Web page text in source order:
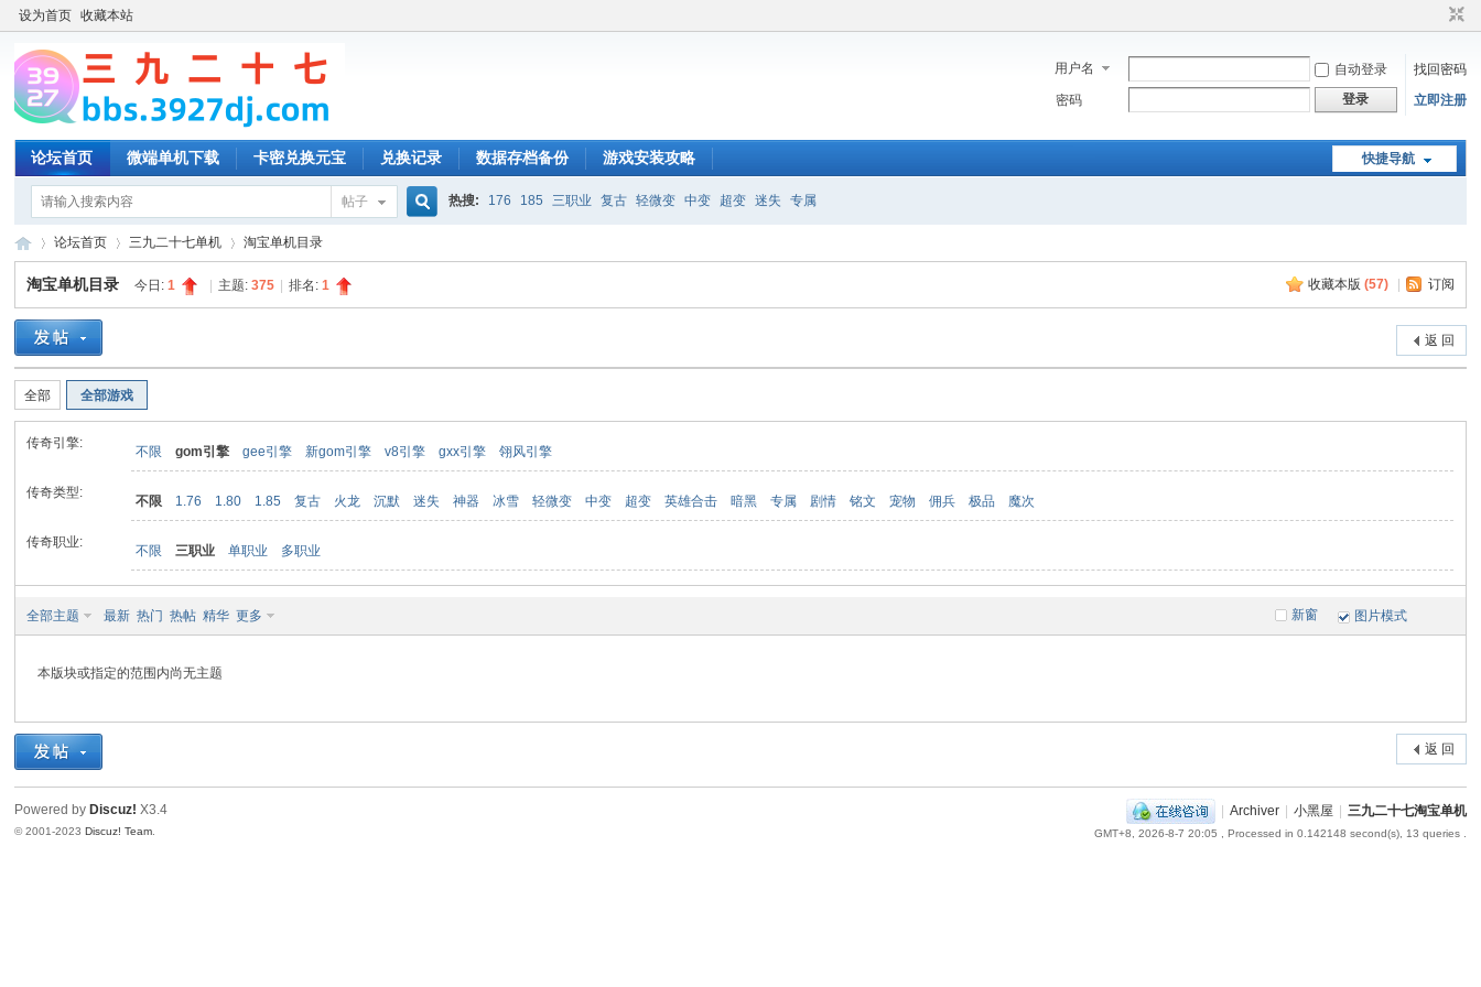
设为首页 收藏本站
用户名 自动登录
找回密码
密码
登录 立即注册
快捷导航
论坛首页 微端单机下载 卡密兑换元宝 兑换记录 数据存档备份 游戏安装攻略
帖子 热搜: 176 185 三职业 复古 轻微变 中变 超变 迷失 专属
»
论坛首页 三九二十七单机 淘宝单机目录
收藏本版 (57) 订阅
淘宝单机目录 今日:1 主题:375 排名:1
返 回
全部 全部游戏
传奇引擎:
不限 gom引擎 gee引擎 新gom引擎 v8引擎 gxx引擎 翎风引擎
传奇类型:
不限 1.76 1.80 1.85 复古 火龙 沉默 迷失 神器 冰雪 轻微变 中变 超变 英雄合击 暗黑 专属 剧情 铭文 宠物 佣兵 极品 魔次
传奇职业:
不限 三职业 单职业 多职业
新窗
全部主题 最新 热门 热帖 精华 更多 图片模式
本版块或指定的范围内尚无主题
返 回
| Archiver | 小黑屋 | 三九二十七淘宝单机
GMT+8, 2026-8-7 20:05 , Processed in 0.142148 second(s), 13 queries .
Powered by Discuz! X3.4
© 2001-2023Discuz! Team